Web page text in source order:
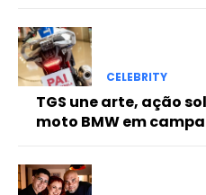
Pro
Full member access:
Etiam est nibh, lobortis sit
Ut mollis pellentesque
Nullam eu erat
CELEBRITY
TGS une arte, ação
moto BMW em